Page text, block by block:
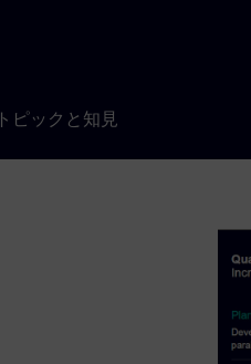
トピックと知見